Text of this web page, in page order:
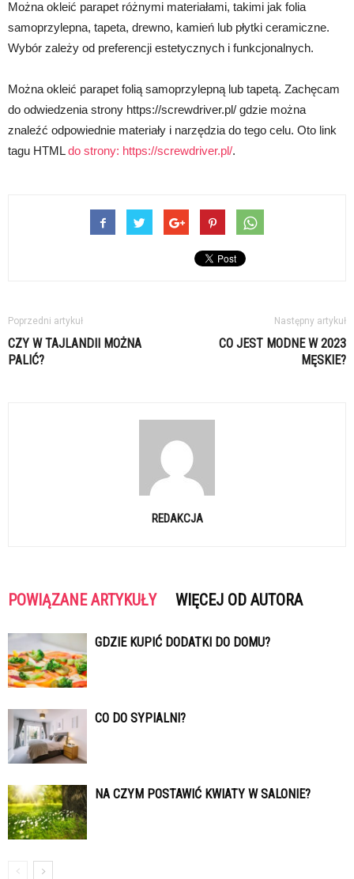
Można okleić parapet różnymi materiałami, takimi jak folia
samoprzylepna, tapeta, drewno, kamień lub płytki ceramiczne.
Wybór zależy od preferencji estetycznych i funkcjonalnych.
Można okleić parapet folią samoprzylepną lub tapetą. Zachęcam
do odwiedzenia strony https://screwdriver.pl/ gdzie można
znaleźć odpowiednie materiały i narzędzia do tego celu. Oto link
tagu HTMLdo strony: https://screwdriver.pl/.
Poprzedni artykuł
CZY W TAJLANDII MOŻNA
PALIĆ?
Następny artykuł
CO JEST MODNE W 2023
MĘSKIE?
REDAKCJA
POWIĄZANE ARTYKUŁY WIĘCEJ OD AUTORA
GDZIE KUPIĆ DODATKI DO DOMU?
CO DO SYPIALNI?
NA CZYM POSTAWIĆ KWIATY W SALONIE?